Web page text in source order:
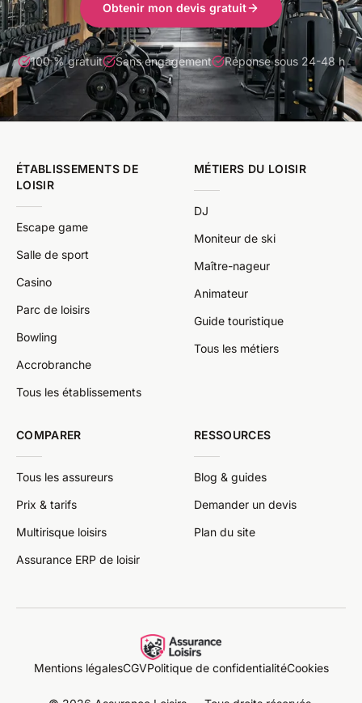
Obtenir mon devis gratuit
100 % gratuit Sans engagement Réponse sous 24-48 h
ÉTABLISSEMENTS DE
LOISIR
Escape game
Salle de sport
Casino
Parc de loisirs
Bowling
Accrobranche
Tous les établissements
MÉTIERS DU LOISIR
DJ
Moniteur de ski
Maître-nageur
Animateur
Guide touristique
Tous les métiers
COMPARER
Tous les assureurs
Prix & tarifs
Multirisque loisirs
Assurance ERP de loisir
RESSOURCES
Blog & guides
Demander un devis
Plan du site
Mentions légalesCGVPolitique de confidentialitéCookies